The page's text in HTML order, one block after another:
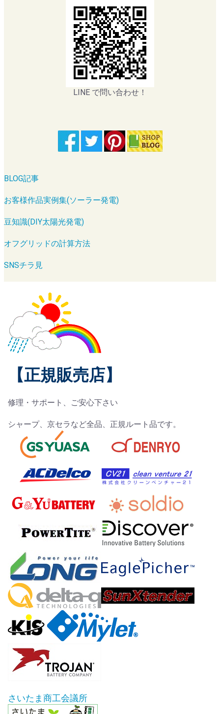
LINE で問い合わせ！
BLOG記事
お客様作品実例集(ソーラー発電)
豆知識(DIY太陽光発電)
オフグリッドの計算方法
SNSチラ見
【正規販売店】
修理・サポート、ご安心下さい
シャープ、京セラなど全品、正規ルート品です。
さいたま商工会議所